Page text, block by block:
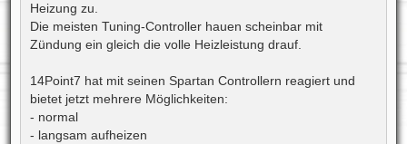
Heizung zu.
Die meisten Tuning-Controller hauen scheinbar mit
Zündung ein gleich die volle Heizleistung drauf.
14Point7 hat mit seinen Spartan Controllern reagiert und
bietet jetzt mehrere Möglichkeiten:
- normal
- langsam aufheizen